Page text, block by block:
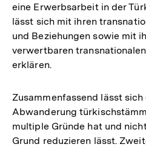
eine Erwerbsarbeit in der
lässt sich mit ihren
und Beziehungen sowie mit
verwertbaren
erklären.
Zusammenfassend lässt
Abwanderung
multiple Gründe hat und
Grund reduzieren lässt.